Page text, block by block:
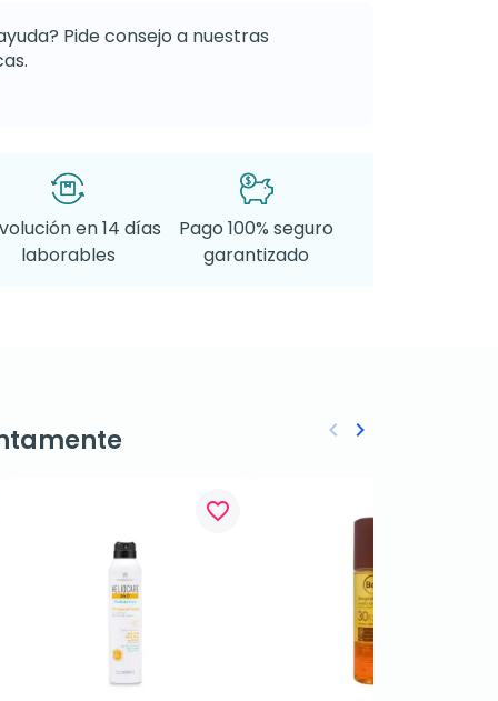
Pide consejo a nuestras
en 14 días
laborables
Pago 100% seguro
garantizado
favorite_border
Anterior
keyboard_arrow_left Siguiente
keyboard_arrow_right